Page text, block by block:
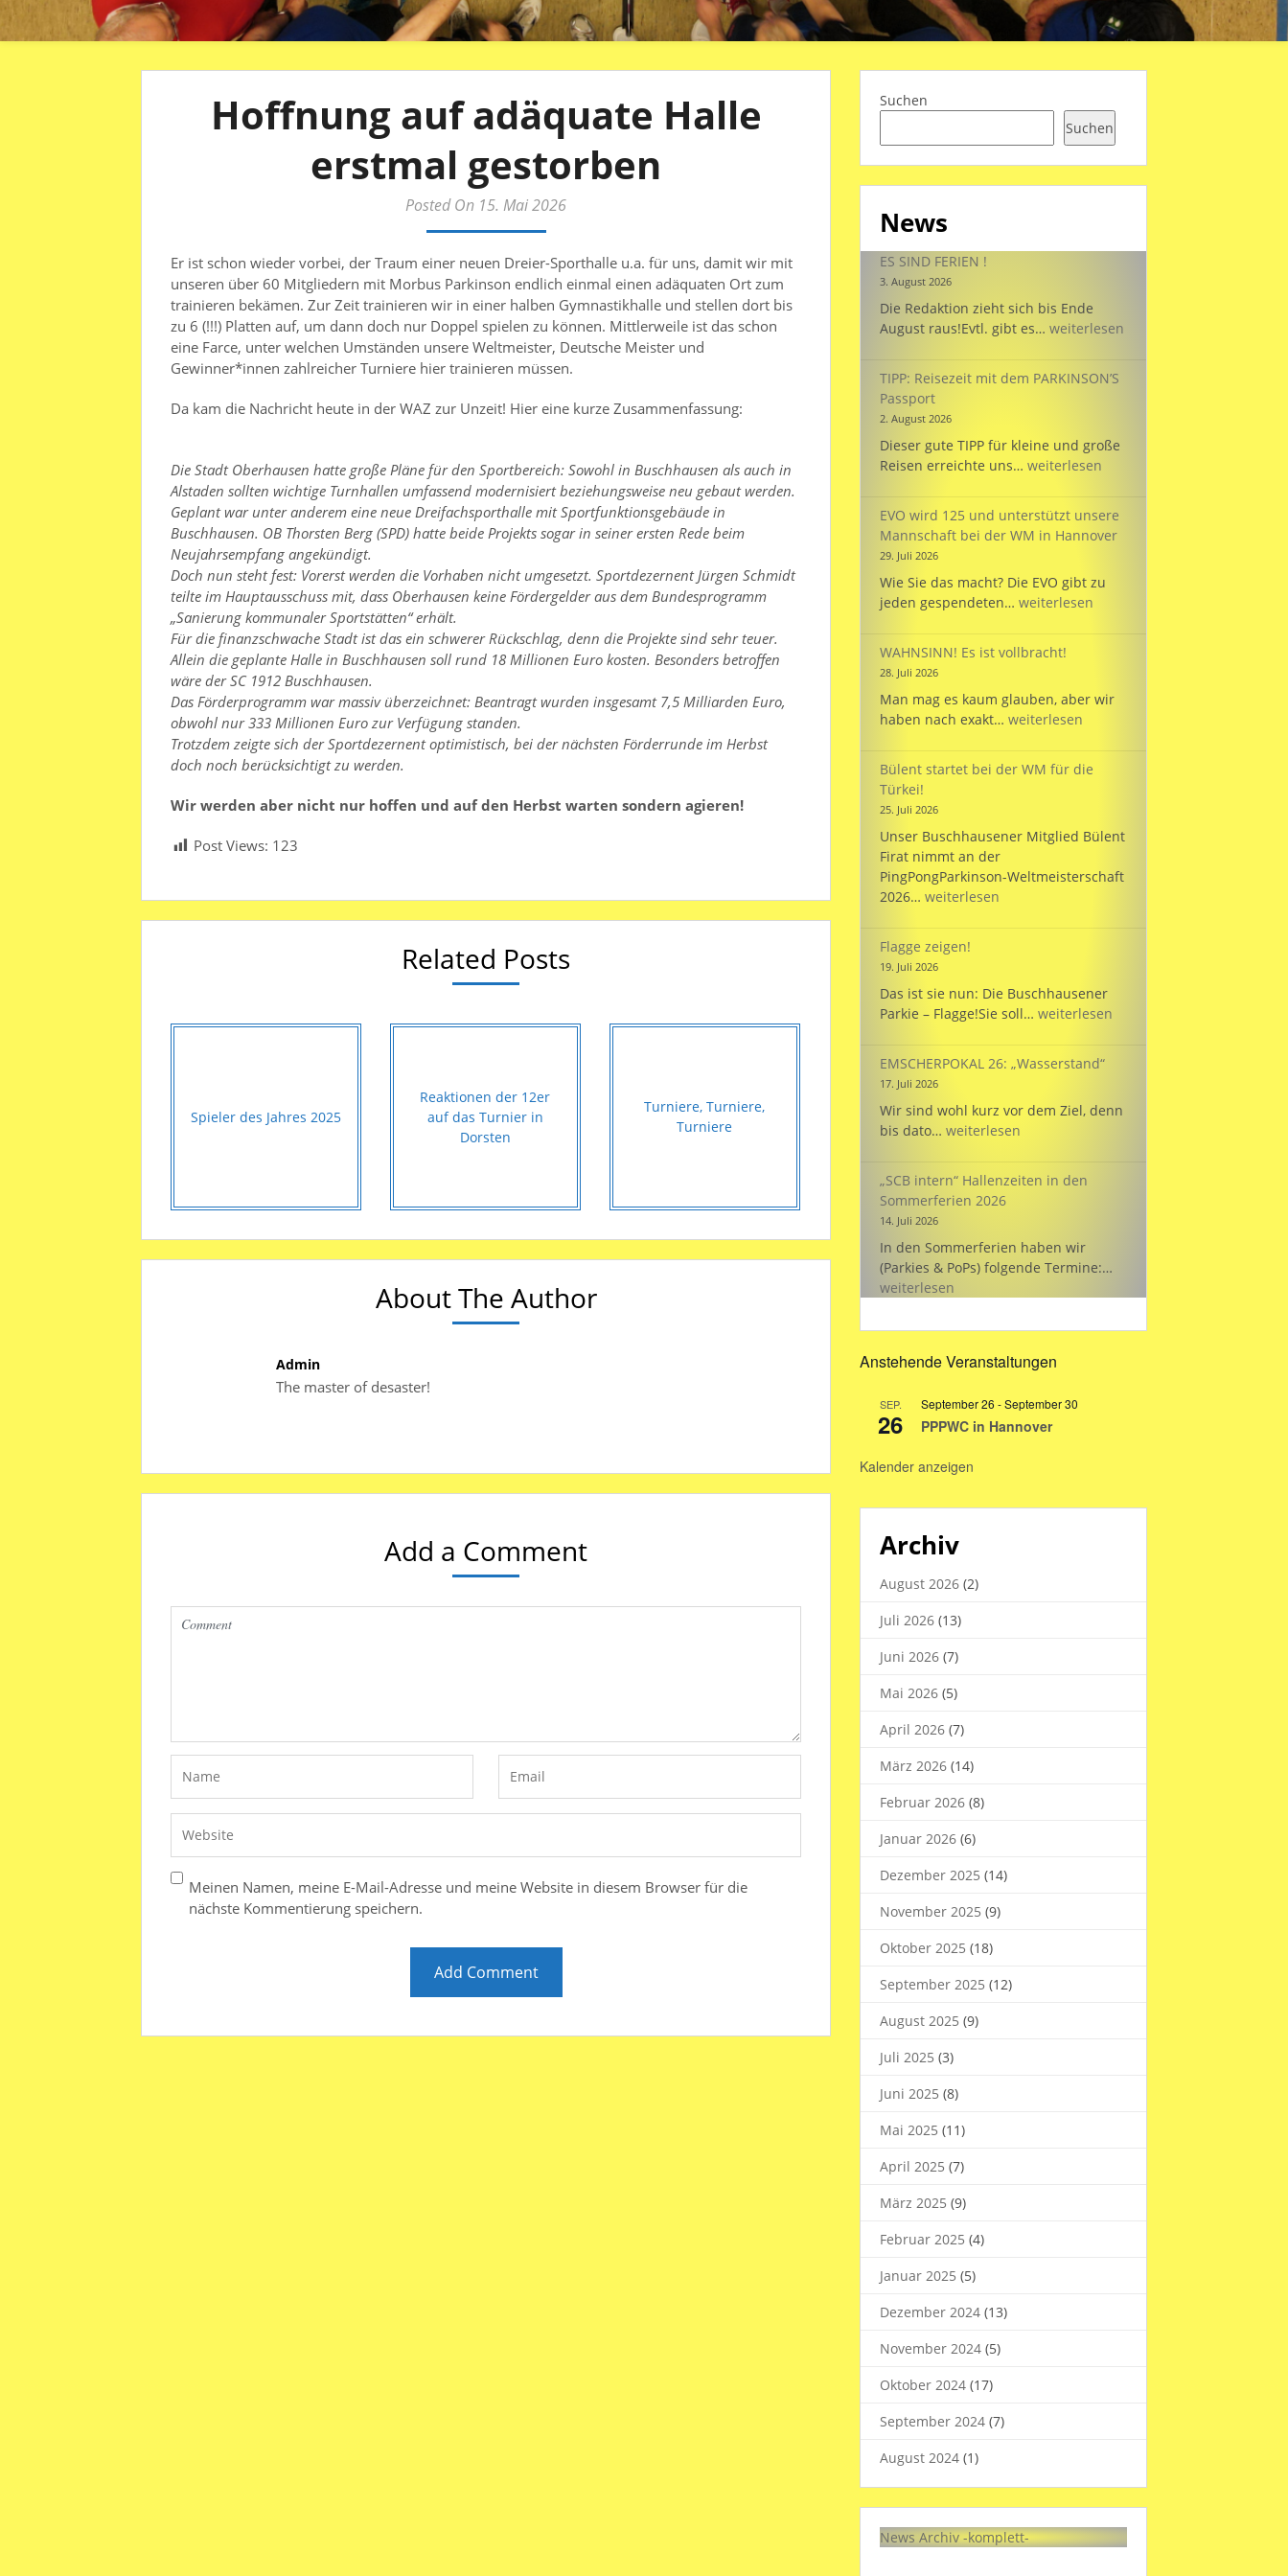
Hoffnung auf adäquate Halle
erstmal gestorben
Posted On 15. Mai 2026
Er ist schon wieder vorbei, der Traum einer neuen Dreier-Sporthalle u.a. für uns, damit wir mit
unseren über 60 Mitgliedern mit Morbus Parkinson endlich einmal einen adäquaten Ort zum
trainieren bekämen. Zur Zeit trainieren wir in einer halben Gymnastikhalle und stellen dort bis
zu 6 (!!!) Platten auf, um dann doch nur Doppel spielen zu können. Mittlerweile ist das schon
eine Farce, unter welchen Umständen unsere Weltmeister, Deutsche Meister und
Gewinner*innen zahlreicher Turniere hier trainieren müssen.
Da kam die Nachricht heute in der WAZ zur Unzeit! Hier eine kurze Zusammenfassung:
Die Stadt Oberhausen hatte große Pläne für den Sportbereich: Sowohl in Buschhausen als auch in
Alstaden sollten wichtige Turnhallen umfassend modernisiert beziehungsweise neu gebaut werden.
Geplant war unter anderem eine neue Dreifachsporthalle mit Sportfunktionsgebäude in
Buschhausen. OB Thorsten Berg (SPD) hatte beide Projekts sogar in seiner ersten Rede beim
Neujahrsempfang angekündigt.
Doch nun steht fest: Vorerst werden die Vorhaben nicht umgesetzt. Sportdezernent Jürgen Schmidt
teilte im Hauptausschuss mit, dass Oberhausen keine Fördergelder aus dem Bundesprogramm
„Sanierung kommunaler Sportstätten“ erhält.
Für die finanzschwache Stadt ist das ein schwerer Rückschlag, denn die Projekte sind sehr teuer.
Allein die geplante Halle in Buschhausen soll rund 18 Millionen Euro kosten. Besonders betroffen
wäre der SC 1912 Buschhausen.
Das Förderprogramm war massiv überzeichnet: Beantragt wurden insgesamt 7,5 Milliarden Euro,
obwohl nur 333 Millionen Euro zur Verfügung standen.
Trotzdem zeigte sich der Sportdezernent optimistisch, bei der nächsten Förderrunde im Herbst
doch noch berücksichtigt zu werden.
Wir werden aber nicht nur hoffen und auf den Herbst warten sondern agieren!
Post Views: 123
Related Posts
Spieler des Jahres 2025
Reaktionen der 12er
auf das Turnier in
Dorsten
Turniere, Turniere,
Turniere
About The Author
Admin
The master of desaster!
Add a Comment
Meinen Namen, meine E-Mail-Adresse und meine Website in diesem Browser für die
nächste Kommentierung speichern.
Suchen
Suchen
News
ES SIND FERIEN !
3. August 2026
Die Redaktion zieht sich bis Ende
August raus!Evtl. gibt es… ES
!
weiterlesen
TIPP: Reisezeit mit dem PARKINSON’S
Passport
2. August 2026
Dieser gute TIPP für kleine und große
Reisen erreichte uns… TIPP:
dem
PARKINSON’S
weiterlesen
EVO wird 125 und unterstützt unsere
Mannschaft bei der WM in Hannover
29. Juli 2026
Wie Sie das macht? Die EVO gibt zu
jeden gespendeten… EVO
und
unsere
Mannschaft
der
weiterlesen
WAHNSINN! Es ist vollbracht!
28. Juli 2026
Man mag es kaum glauben, aber wir
haben nach exakt… WAHNSINN!
vollbracht!
weiterlesen
Bülent startet bei der WM für die
Türkei!
25. Juli 2026
Unser Buschhausener Mitglied Bülent
Firat nimmt an der
PingPongParkinson-Weltmeisterschaft
2026… Bülent
der
WM
für
die
weiterlesen
Flagge zeigen!
19. Juli 2026
Das ist sie nun: Die Buschhausener
Parkie – Flagge!Sie soll… Flagge
weiterlesen
EMSCHERPOKAL 26: „Wasserstand“
17. Juli 2026
Wir sind wohl kurz vor dem Ziel, denn
bis dato… EMSCHERPOKAL
weiterlesen
„SCB intern“ Hallenzeiten in den
Sommerferien 2026
14. Juli 2026
In den Sommerferien haben wir
(Parkies & PoPs) folgende Termine:…
in
weiterlesen
Anstehende Veranstaltungen
SEP.
26
September 26 -September 30
PPPWC in Hannover
Kalender anzeigen
Archiv
August 2026 (2)
Juli 2026 (13)
Juni 2026 (7)
Mai 2026 (5)
April 2026 (7)
März 2026 (14)
Februar 2026 (8)
Januar 2026 (6)
Dezember 2025 (14)
November 2025 (9)
Oktober 2025 (18)
September 2025 (12)
August 2025 (9)
Juli 2025 (3)
Juni 2025 (8)
Mai 2025 (11)
April 2025 (7)
März 2025 (9)
Februar 2025 (4)
Januar 2025 (5)
Dezember 2024 (13)
November 2024 (5)
Oktober 2024 (17)
September 2024 (7)
August 2024 (1)
News Archiv -komplett-